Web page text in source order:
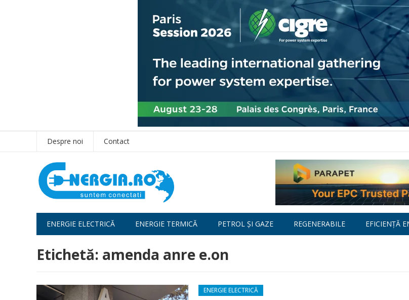
Despre noi Contact
ENERGIE ELECTRICĂ ENERGIE TERMICĂ PETROL ȘI GAZE REGENERABILE EFICIENȚĂ
Etichetă: amenda anre e.on
ENERGIE ELECTRICĂ